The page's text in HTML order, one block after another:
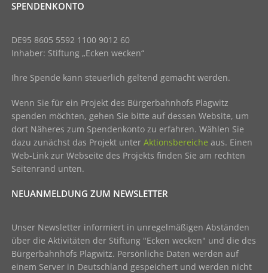
SPENDENKONTO
DE95 8605 5592 1100 9012 60
Inhaber: Stiftung „Ecken wecken“
Ihre Spende kann steuerlich geltend gemacht werden.
Wenn Sie für ein Projekt des Bürgerbahnhofs Plagwitz
spenden möchten, gehen Sie bitte auf dessen Website, um
dort Näheres zum Spendenkonto zu erfahren. Wählen Sie
dazu zunächst das Projekt unterAktionsbereiche aus. Einen
Web-Link zur Webseite des Projekts finden Sie am rechten
Seitenrand unten.
NEUANMELDUNG ZUM NEWSLETTER
Unser Newsletter informiert in unregelmäßigen Abständen
über die Aktivitäten der Stiftung "Ecken wecken" und die des
Bürgerbahnhofs Plagwitz. Persönliche Daten werden auf
einem Server in Deutschland gespeichert und werden nicht